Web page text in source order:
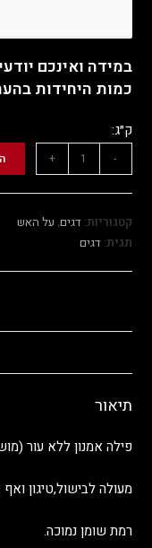
במידה ואינכם
כמות היחידות
ק״ג:
-
+
קטגוריות:דגים, על האש
תגית:דגים
תיאור
פילה אמנון ללא עור
מעולה לבישול,טיגון ואף
רמת שומן נמוכה.